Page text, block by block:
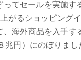
てセールを実施す
がるショッピングイ
海外商品を入手
兆円）にのぼりまし